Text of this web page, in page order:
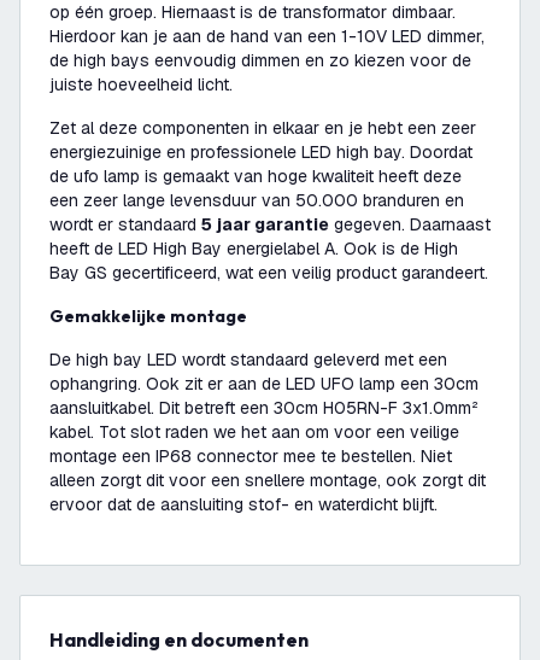
op één groep. Hiernaast is de transformator dimbaar.
Hierdoor kan je aan de hand van een 1-10V LED dimmer,
de high bays eenvoudig dimmen en zo kiezen voor de
juiste hoeveelheid licht.
Zet al deze componenten in elkaar en je hebt een zeer
energiezuinige en professionele LED high bay. Doordat
de ufo lamp is gemaakt van hoge kwaliteit heeft deze
een zeer lange levensduur van 50.000 branduren en
wordt er standaard 5 jaar garantie gegeven. Daarnaast
heeft de LED High Bay energielabel A. Ook is de High
Bay GS gecertificeerd, wat een veilig product garandeert.
Gemakkelijke montage
De high bay LED wordt standaard geleverd met een
ophangring. Ook zit er aan de LED UFO lamp een 30cm
aansluitkabel. Dit betreft een 30cm H05RN-F 3x1.0mm²
kabel. Tot slot raden we het aan om voor een veilige
montage een IP68 connector mee te bestellen. Niet
alleen zorgt dit voor een snellere montage, ook zorgt dit
ervoor dat de aansluiting stof- en waterdicht blijft.
Handleiding en documenten